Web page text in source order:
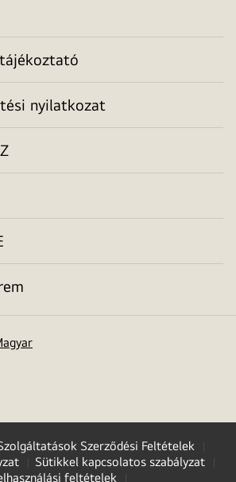
nyilatkozat
Szerződési Feltételek
Sütikkel kapcsolatos szabályzat
feltételek